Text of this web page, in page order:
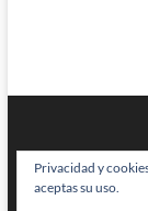
Privacidad y
aceptas su uso.